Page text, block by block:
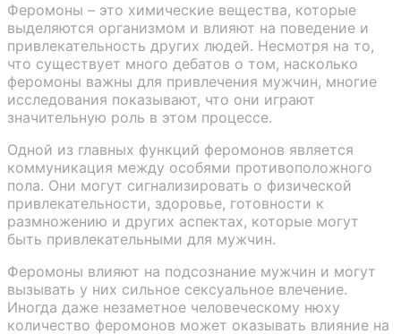
Феромоны – это химические вещества, которые
выделяются организмом и влияют на поведение и
привлекательность других людей. Несмотря на то,
что существует много дебатов о том, насколько
феромоны важны для привлечения мужчин, многие
исследования показывают, что они играют
значительную роль в этом процессе.
Одной из главных функций феромонов является
коммуникация между особями противоположного
пола. Они могут сигнализировать о физической
привлекательности, здоровье, готовности к
размножению и других аспектах, которые могут
быть привлекательными для мужчин.
Феромоны влияют на подсознание мужчин и могут
вызывать у них сильное сексуальное влечение.
Иногда даже незаметное человеческому нюху
количество феромонов может оказывать влияние на